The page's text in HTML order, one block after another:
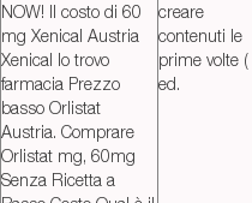
NOW! Il costo di 60
mg Xenical Austria
Xenical lo trovo
farmacia Prezzo
basso Orlistat
Austria. Comprare
Orlistat mg, 60mg
Senza Ricetta a
creare
contenuti le
prime volte (
ed.